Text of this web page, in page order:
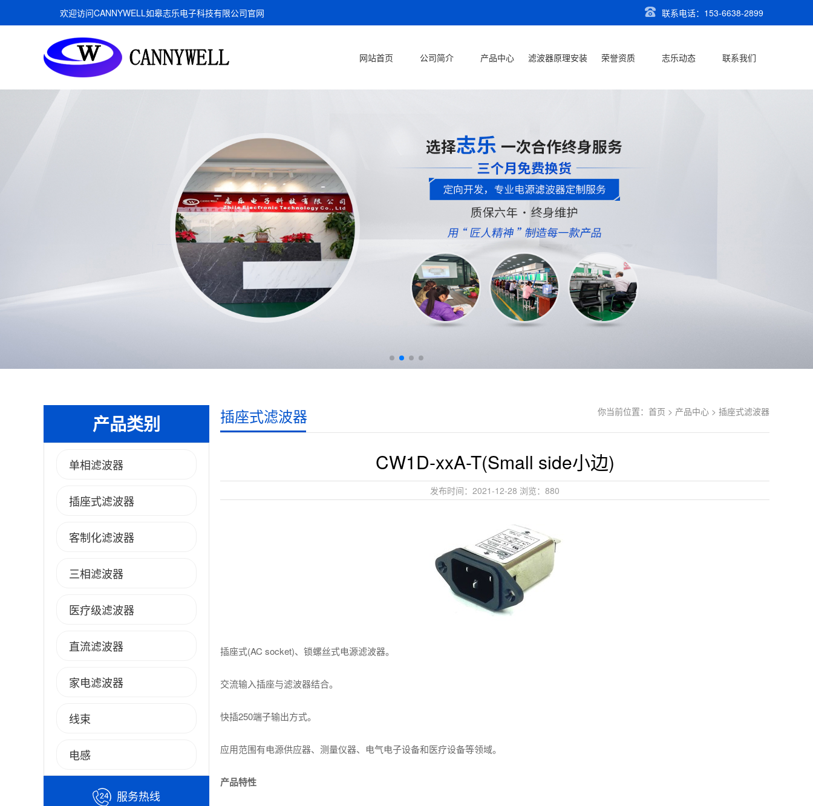
欢迎访问CANNYWELL如皋志乐电子科技有限公司官网 联系电话：153-6638-2899
网站首页 公司简介 产品中心 滤波器原理安装 荣誉资质 志乐动态 联系我们
产品类别
单相滤波器
插座式滤波器
客制化滤波器
三相滤波器
医疗级滤波器
直流滤波器
家电滤波器
线束
电感
服务热线
插座式滤波器 你当前位置： 首页 > 产品中心 > 插座式滤波器
CW1D-xxA-T(Small side小边)
发布时间：2021-12-28 浏览：880
插座式(AC socket)、锁螺丝式电源滤波器。
交流输入插座与滤波器结合。
快插250端子输出方式。
应用范围有电源供应器、测量仪器、电气电子设备和医疗设备等领域。
产品特性